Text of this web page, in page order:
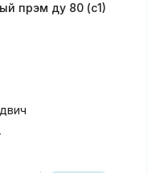
прэм ду 80 (с1)